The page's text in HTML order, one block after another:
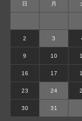
日 月
2 3
9 10
16 17
23 24
30 31